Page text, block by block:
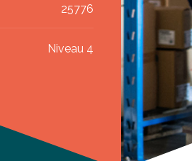
25776
Niveau 4